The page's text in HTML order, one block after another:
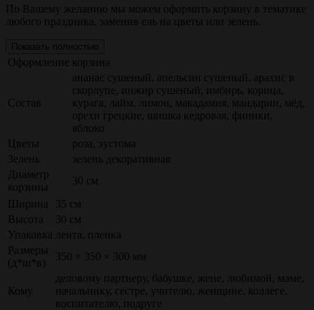
По Вашему желанию мы можем оформить корзину в тематике
любого праздника, заменив ель на цветы или зелень.
Показать полностью
Оформление корзина
Состав
ананас сушеный, апельсин сушеный, арахис в
скорлупе, инжир сушеный, имбирь, корица,
курага, лайм, лимон, макадамия, мандарин, мёд,
орехи грецкие, шишка кедровая, финики,
яблоко
Цветы
роза, эустома
Зелень
зелень декоративная
Диаметр
корзины
30 см
Ширина
35 см
Высота
30 см
Упаковка
лента, пленка
Размеры
(д*ш*в)
350 × 350 × 300 мм
Кому
деловому партнеру, бабушке, жене, любимой, маме,
начальнику, сестре, учителю, женщине, коллеге,
воспитателю, подруге